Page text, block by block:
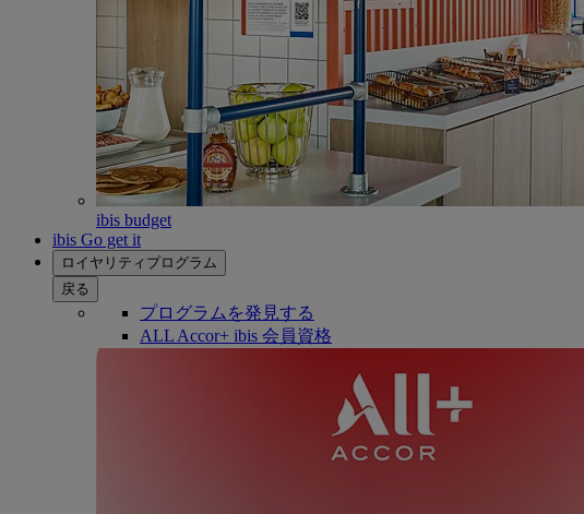
ibis budget
ibis Go get it
ロイヤリティプログラム
戻る
プログラムを発見する
ALL Accor+ ibis 会員資格